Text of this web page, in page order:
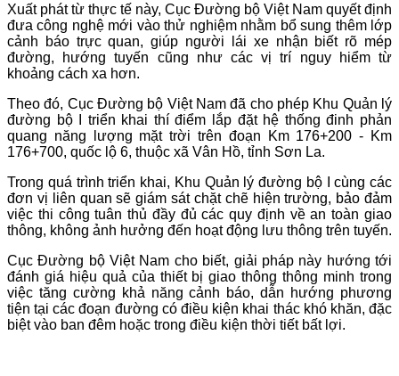
Xuất phát từ thực tế này, Cục Đường bộ Việt Nam quyết định
đưa công nghệ mới vào thử nghiệm nhằm bổ sung thêm lớp
cảnh báo trực quan, giúp người lái xe nhận biết rõ mép
đường, hướng tuyến cũng như các vị trí nguy hiểm từ
khoảng cách xa hơn.
Theo đó, Cục Đường bộ Việt Nam đã cho phép Khu Quản lý
đường bộ I triển khai thí điểm lắp đặt hệ thống đinh phản
quang năng lượng mặt trời trên đoạn Km 176+200 - Km
176+700, quốc lộ 6, thuộc xã Vân Hồ, tỉnh Sơn La.
Trong quá trình triển khai, Khu Quản lý đường bộ I cùng các
đơn vị liên quan sẽ giám sát chặt chẽ hiện trường, bảo đảm
việc thi công tuân thủ đầy đủ các quy định về an toàn giao
thông, không ảnh hưởng đến hoạt động lưu thông trên tuyến.
Cục Đường bộ Việt Nam cho biết, giải pháp này hướng tới
đánh giá hiệu quả của thiết bị giao thông thông minh trong
việc tăng cường khả năng cảnh báo, dẫn hướng phương
tiện tại các đoạn đường có điều kiện khai thác khó khăn, đặc
biệt vào ban đêm hoặc trong điều kiện thời tiết bất lợi.